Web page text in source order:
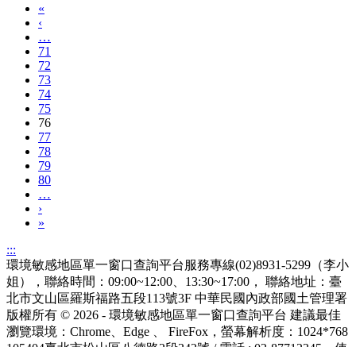
«
‹
…
71
72
73
74
75
76
77
78
79
80
…
›
»
:::
環境敏感地區單一窗口查詢平台服務專線(02)8931-5299（李小
姐），聯絡時間：09:00~12:00、13:30~17:00， 聯絡地址：臺
北市文山區羅斯福路五段113號3F 中華民國內政部國土管理署
版權所有 © 2026 - 環境敏感地區單一窗口查詢平台 建議最佳
瀏覽環境：Chrome、Edge 、 FireFox，螢幕解析度：1024*768